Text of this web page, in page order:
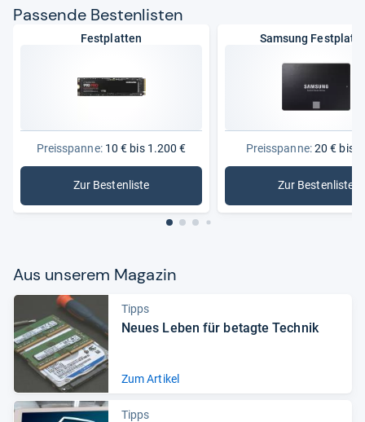
Pas­sende Bes­ten­lis­ten
Festplatten
Preisspanne:10 € bis 1.200 €
Zur Bestenliste
: Festplatten
Samsung
Preisspanne:20 € bis
Zur Bestenliste
:
Aus unse­rem Maga­zin
Tipps
Neues Leben für betagte Tech­nik
Zum Artikel
Tipps